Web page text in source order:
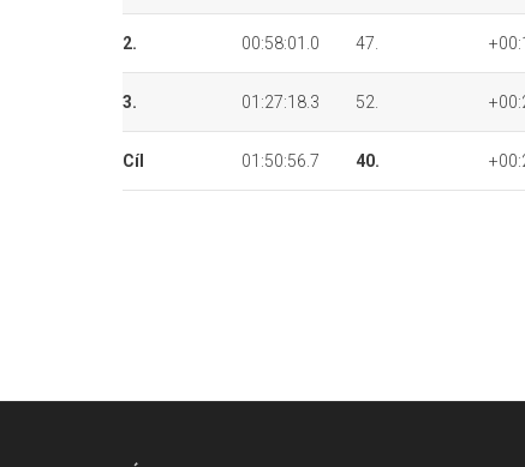
2. 00:58:01.0 47.
3. 01:27:18.3 52.
Cíl 01:50:56.7 40.